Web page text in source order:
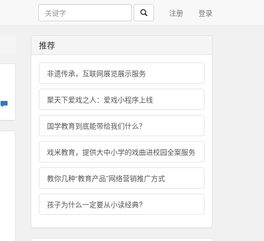
注册 登录
推荐
非遗传承，互联网展览展示服务
聚天下爱戏之人：爱戏小程序上线
国学教育到底能带给我们什么？
戏米教育，提供大中小学的戏曲进校园全案服务
教你几种“教育产品”网络营销推广方式
孩子为什么一定要从小读经典?